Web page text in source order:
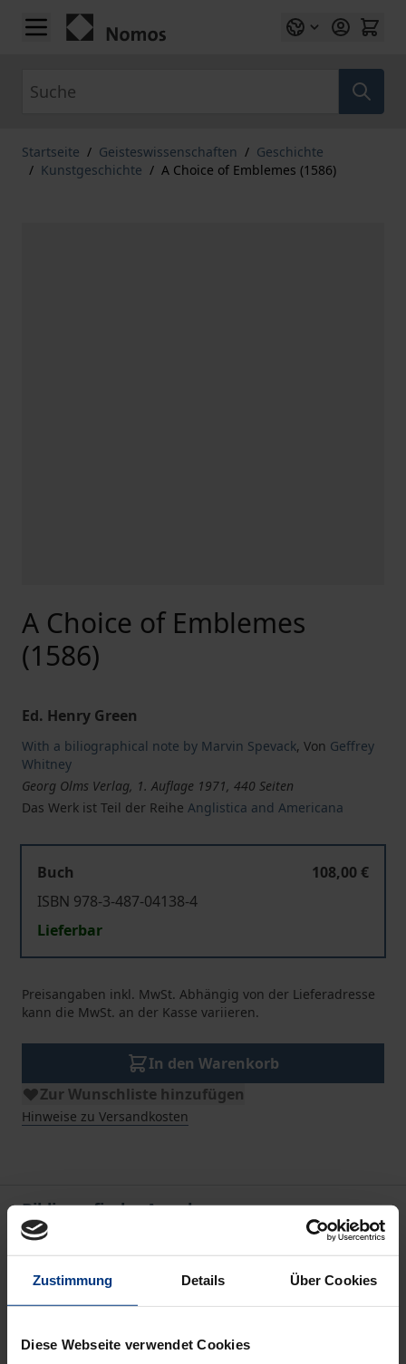
Zustimmung Details Über Cookies
Diese Webseite verwendet Cookies
Zum Inhalt springen
Startseite / Geisteswissenschaften / Geschichte
/ Kunstgeschichte / A Choice of Emblemes (1586)
A Choice of Emblemes
(1586)
Ed. Henry Green
With a biliographical note by Marvin Spevack, Von Geffrey
Whitney
Georg Olms Verlag, 1. Auflage 1971, 440 Seiten
Das Werk ist Teil der Reihe Anglistica and Americana
Buch
108,00 €
ISBN 978-3-487-04138-4
Lieferbar
Preisangaben inkl. MwSt. Abhängig von der Lieferadresse
kann die MwSt. an der Kasse variieren.
In den Warenkorb
Zur Wunschliste hinzufügen
Hinweise zu Versandkosten
Bibliografische Angaben
Auflage
ISBN